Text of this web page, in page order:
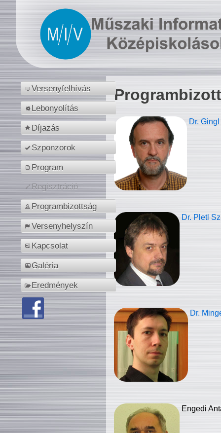
Versenyfelhívás
Lebonyolítás
Díjazás
Szponzorok
Program
Regisztráció
Programbizottság
Versenyhelyszín
Kapcsolat
Galéria
Eredmények
Dr.
Dr. Pletl
Dr.
Engedi